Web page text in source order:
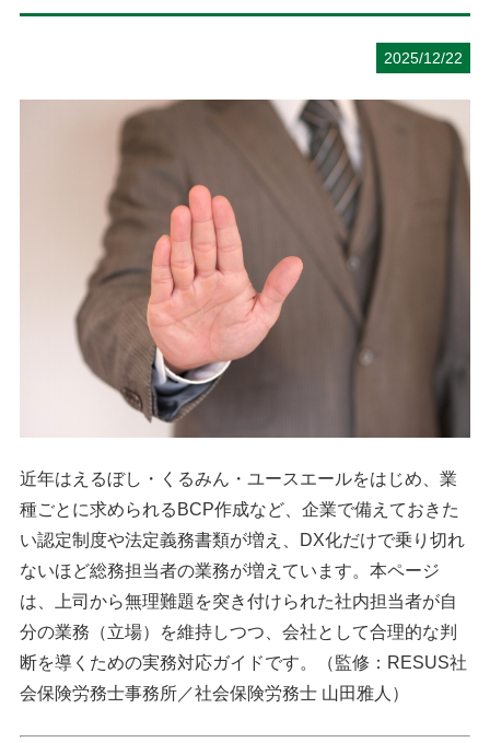
2025/12/22
近年はえるぼし・くるみん・ユースエールをはじめ、業
種ごとに求められるBCP作成など、企業で備えておきた
い認定制度や法定義務書類が増え、DX化だけで乗り切れ
ないほど総務担当者の業務が増えています。本ページ
は、上司から無理難題を突き付けられた社内担当者が自
分の業務（立場）を維持しつつ、会社として合理的な判
断を導くための実務対応ガイドです。（監修：RESUS社
会保険労務士事務所／社会保険労務士 山田雅人）